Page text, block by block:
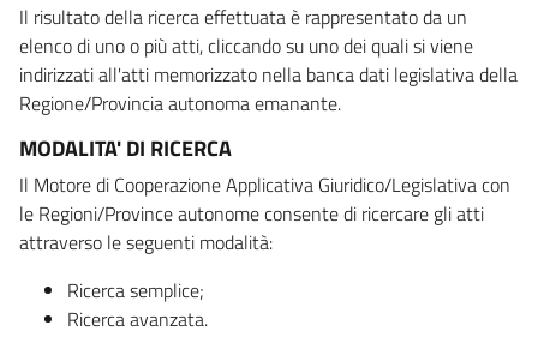
Il risultato della ricerca effettuata è rappresentato da un
elenco di uno o più atti, cliccando su uno dei quali si viene
indirizzati all'atti memorizzato nella banca dati legislativa della
Regione/Provincia autonoma emanante.
MODALITA' DI RICERCA
Il Motore di Cooperazione Applicativa Giuridico/Legislativa con
le Regioni/Province autonome consente di ricercare gli atti
attraverso le seguenti modalità:
Ricerca semplice;
Ricerca avanzata.